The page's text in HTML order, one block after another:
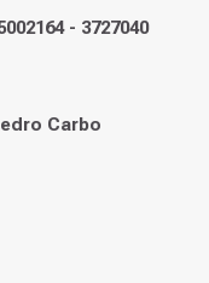
- 3727040
Carbo